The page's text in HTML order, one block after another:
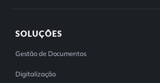
SOLUÇÕES
Gestão de Documentos
Digitalização